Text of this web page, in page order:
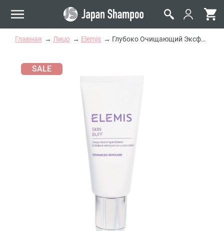
Главная Лицо Elemis Глубоко Очищающий Эксфолиант для Лица Elemis Skin Buff
SALE